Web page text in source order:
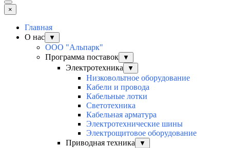
×
Главная
О нас
▼
ООО "Альпарк"
Программа поставок
▼
Электротехника ▼
Низковольтное оборудование
Кабели и провода
Кабельные лотки
Светотехника
Кабельная арматура
Электротехнические шины
Электрощитовое оборудование
Приводная техника
▼